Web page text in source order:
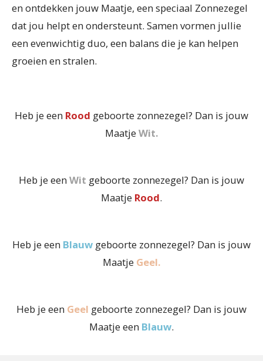
en ontdekken jouw Maatje, een speciaal Zonnezegel
dat jou helpt en ondersteunt. Samen vormen jullie
een evenwichtig duo, een balans die je kan helpen
groeien en stralen.
Heb je een Rood geboorte zonnezegel? Dan is jouw
Maatje Wit.
Heb je eenWit geboorte zonnezegel? Dan is jouw
Maatje Rood.
Heb je een Blauw geboorte zonnezegel? Dan is jouw
Maatje Geel.
Heb je een Geel geboorte zonnezegel? Dan is jouw
Maatje een Blauw.